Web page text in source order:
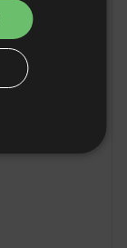
DUTCH